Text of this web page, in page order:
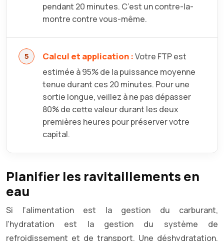
pendant 20 minutes. C’est un contre-la-
montre contre vous-même.
Calcul et application :Votre FTP est
estimée à 95% de la puissance moyenne
tenue durant ces 20 minutes. Pour une
sortie longue, veillez à ne pas dépasser
80% de cette valeur durant les deux
premières heures pour préserver votre
capital.
Planifier les ravitaillements en
eau
Si l’alimentation est la gestion du carburant,
l’hydratation est la gestion du système de
refroidissement et de transport. Une déshydratation,